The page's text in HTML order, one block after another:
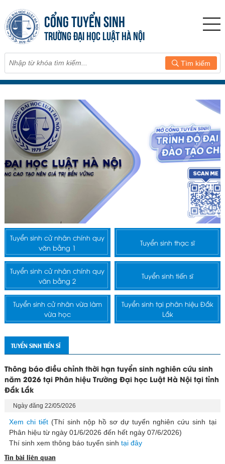
CỔNG TUYỂN SINH
TRƯỜNG ĐẠI HỌC LUẬT HÀ NỘI
Tìm kiếm
Tuyển sinh cử nhân chính quy
văn bằng 1
Tuyển sinh thạc sĩ
Tuyển sinh cử nhân chính quy
văn bằng 2
Tuyển sinh tiến sĩ
Tuyển sinh cử nhân vừa làm
vừa học
Tuyển sinh tại phân hiệu Đắk
Lắk
TUYỂN SINH TIẾN SĨ
Thông báo điều chỉnh thời hạn tuyển sinh nghiên cứu sinh
năm 2026 tại Phân hiệu Trường Đại học Luật Hà Nội tại tỉnh
Đắk Lắk
Ngày đăng 22/05/2026
Xem chi tiết(Thí sinh nộp hồ sơ dự tuyển nghiên cứu sinh tại
Phân hiệu từ ngày 01/6/2026 đến hết ngày 07/6/2026)
Thí sinh xem thông báo tuyển sinh tại đây
Tin bài liên quan